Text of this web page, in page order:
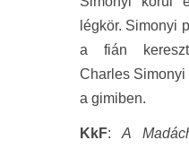
légkör. Simonyi
a fián
Charles Simonyi
a gimiben.
KkF:A